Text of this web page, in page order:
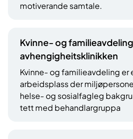
motiverande samtale.
Kvinne- og
avhengigheitsklinikken
Kvinne- og familieavdeling er
arbeidsplass der
helse- og sosialfagleg
tett med behandlargruppa